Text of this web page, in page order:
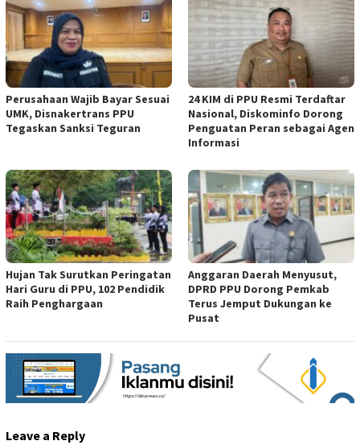
Perusahaan Wajib Bayar Sesuai
UMK, Disnakertrans PPU
Tegaskan Sanksi Teguran
24 KIM di PPU Resmi Terdaftar
Nasional, Diskominfo Dorong
Penguatan Peran sebagai Agen
Informasi
Hujan Tak Surutkan Peringatan
Hari Guru di PPU, 102 Pendidik
Raih Penghargaan
Anggaran Daerah Menyusut,
DPRD PPU Dorong Pemkab
Terus Jemput Dukungan ke
Pusat
Leave a Reply